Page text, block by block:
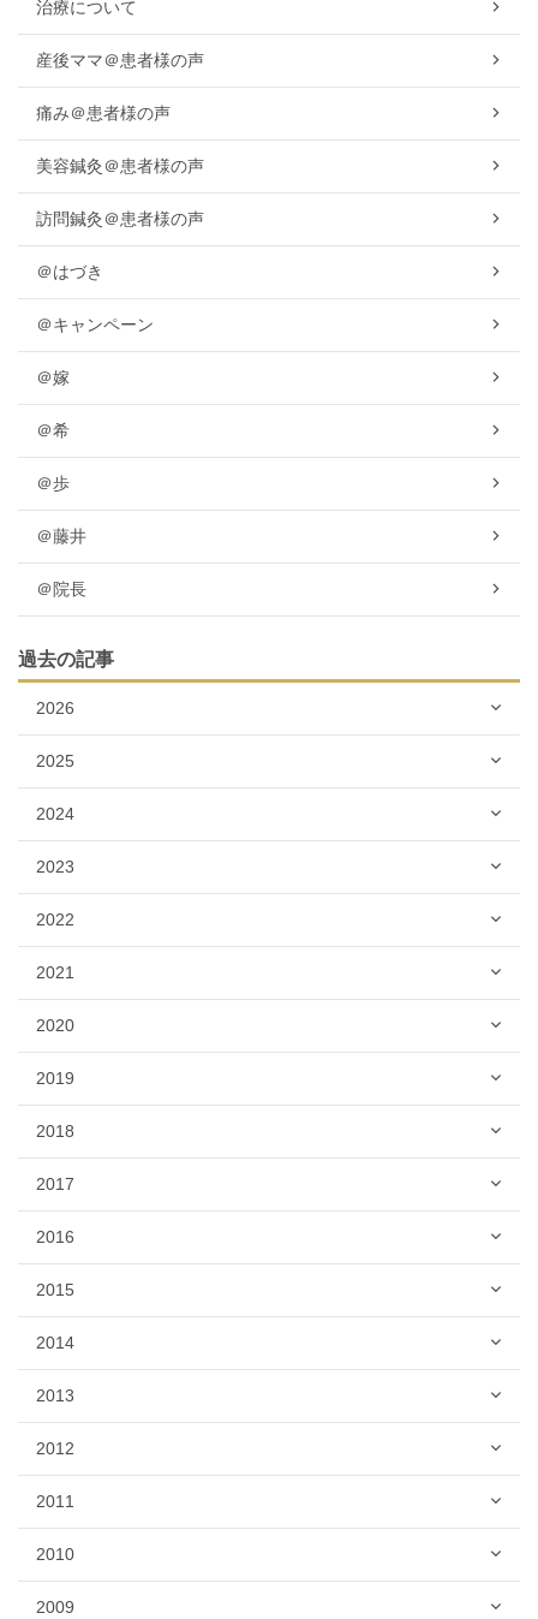
治療について
産後ママ＠患者様の声
痛み＠患者様の声
美容鍼灸＠患者様の声
訪問鍼灸＠患者様の声
＠はづき
＠キャンペーン
＠嫁
＠希
＠歩
＠藤井
＠院長
過去の記事
2026
2025
2024
2023
2022
2021
2020
2019
2018
2017
2016
2015
2014
2013
2012
2011
2010
2009